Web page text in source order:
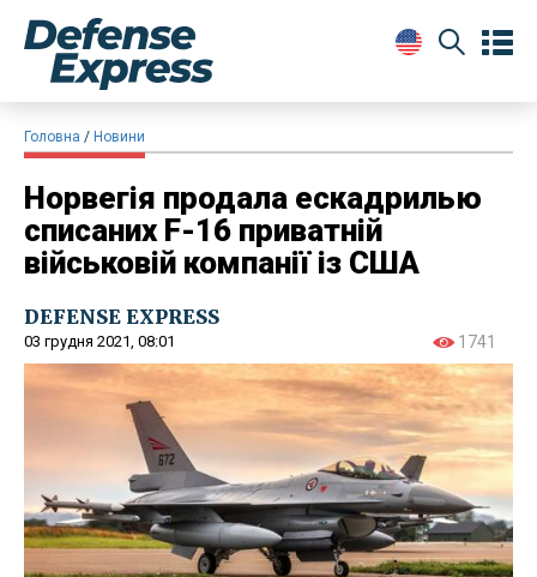
Головна Новини
Норвегія продала ескадрилью
списаних F-16 приватній
військовій компанії із США
DEFENSE EXPRESS
03 грудня 2021, 08:01 1741